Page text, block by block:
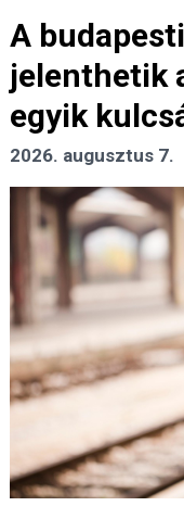
A
jelenthetik
egyik
2026. augusztus 7.